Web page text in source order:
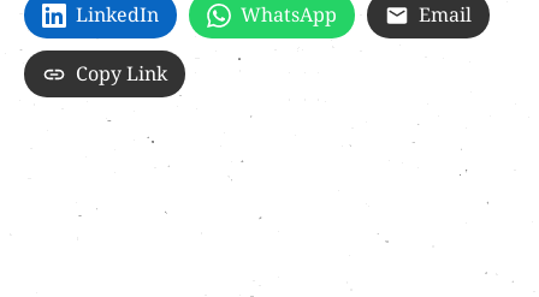
LinkedIn WhatsApp Email
Copy Link